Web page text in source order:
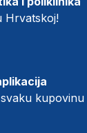
Hrvatskoj!
kupovinu